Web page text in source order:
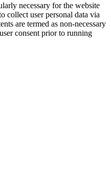
necessary for the website
collect user personal data via
are termed as non-necessary
consent prior to running